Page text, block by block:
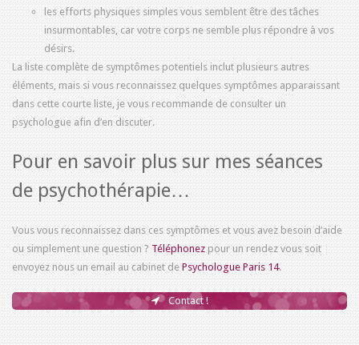
les efforts physiques simples vous semblent être des tâches
insurmontables, car votre corps ne semble plus répondre à vos
désirs.
La liste complète de symptômes potentiels inclut plusieurs autres
éléments, mais si vous reconnaissez quelques symptômes apparaissant
dans cette courte liste, je vous recommande de consulter un
psychologue afin d’en discuter.
Pour en savoir plus sur mes séances
de psychothérapie…
Vous vous reconnaissez dans ces symptômes et vous avez besoin d’aide
ou simplement une question ? Téléphonez pour un rendez vous soit
envoyez nous un email au cabinet de Psychologue Paris 14.
Contact !